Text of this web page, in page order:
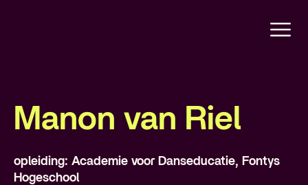
Manon van Riel
opleiding: Academie voor Danseducatie, Fontys
Hogeschool